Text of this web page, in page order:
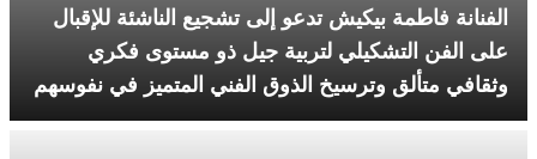
الفنانة فاطمة بيكيش تدعو إلى تشجيع الناشئة للإقبال
على الفن التشكيلي لتربية جيل ذو مستوى فكري
وثقافي متألق وترسيخ الذوق الفني المتميز في نفوسهم